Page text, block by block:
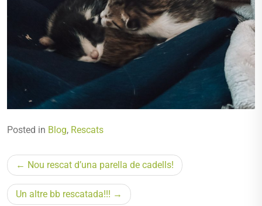
Posted in Blog, Rescats
Navegació
d'entrades
Nou rescat d’una parella de cadells!
Un altre bb rescatada!!!